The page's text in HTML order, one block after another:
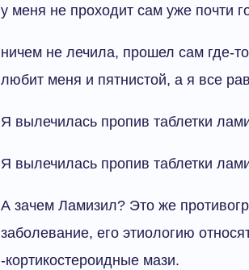
у меня не проходит сам уже почти
ничем не лечила, прошел сам где-
любит меня и пятнистой, а я все
Я вылечилась пропив таблетки
Я вылечилась пропив таблетки
А зачем Ламизил? Это же
заболевание, его этиологию
-кортикостероидные мази.